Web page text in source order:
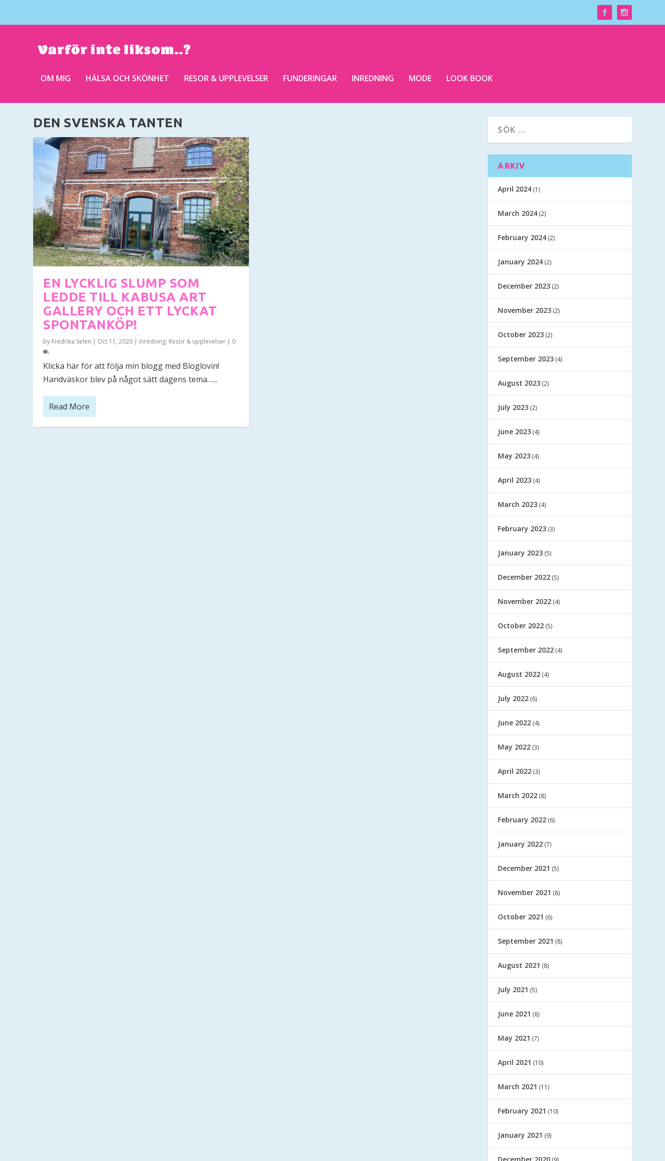
OM MIG HÄLSA OCH SKÖNHET RESOR & UPPLEVELSER FUNDERINGAR INREDNING MODE LOOK BOOK
DEN SVENSKA TANTEN
EN LYCKLIG SLUMP SOM
LEDDE TILL KABUSA ART
GALLERY OCH ETT LYCKAT
SPONTANKÖP!
by Fredrika Selen Oct 11, 2020 Inredning, Resor & upplevelser 0
Klicka här för att följa min blogg med Bloglovin!
Handväskor blev på något sätt dagens tema…...
Read More
ARKIV
April 2024 (1)
March 2024 (2)
February 2024 (2)
January 2024 (2)
December 2023 (2)
November 2023 (2)
October 2023 (2)
September 2023 (4)
August 2023 (2)
July 2023 (2)
June 2023 (4)
May 2023 (4)
April 2023 (4)
March 2023 (4)
February 2023 (3)
January 2023 (5)
December 2022 (5)
November 2022 (4)
October 2022 (5)
September 2022 (4)
August 2022 (4)
July 2022 (6)
June 2022 (4)
May 2022 (3)
April 2022 (3)
March 2022 (8)
February 2022 (6)
January 2022 (7)
December 2021 (5)
November 2021 (8)
October 2021 (6)
September 2021 (8)
August 2021 (8)
July 2021 (5)
June 2021 (8)
May 2021 (7)
April 2021 (10)
March 2021 (11)
February 2021 (10)
January 2021 (9)